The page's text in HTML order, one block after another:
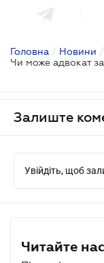
Головна / Новини /
Залиште
Увійдіть, щоб
Читайте